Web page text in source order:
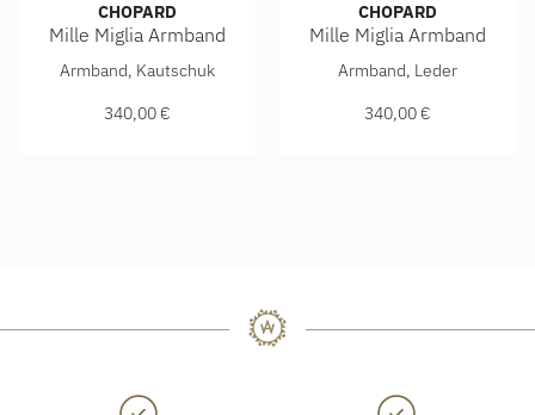
CHOPARD
Mille Miglia Armband
Chopard Mille Miglia Armband, Ref: 95016-0204, Preis:
Armband, Kautschuk
340,00 €
CHOPARD
Mille Miglia Armband
Chopard Mille Miglia
Armband, Leder
340,00 €